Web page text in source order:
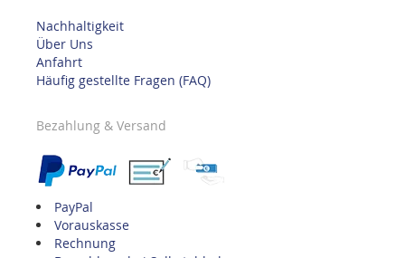
Nachhaltigkeit
Über Uns
Anfahrt
Häufig gestellte Fragen (FAQ)
Bezahlung & Versand
PayPal
Vorauskasse
Rechnung